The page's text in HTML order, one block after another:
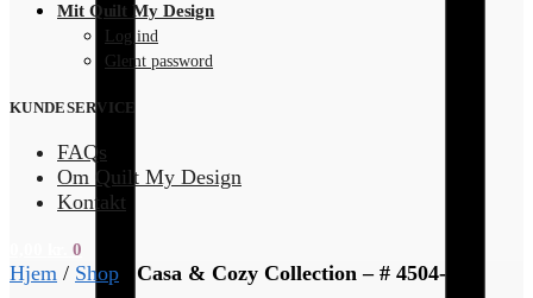
Mit Quilt My Design
Log ind
Glemt password
KUNDESERVICE
FAQs
Om Quilt My Design
Kontakt
0
Hjem / Shop Casa & Cozy Collection – # 4504-184